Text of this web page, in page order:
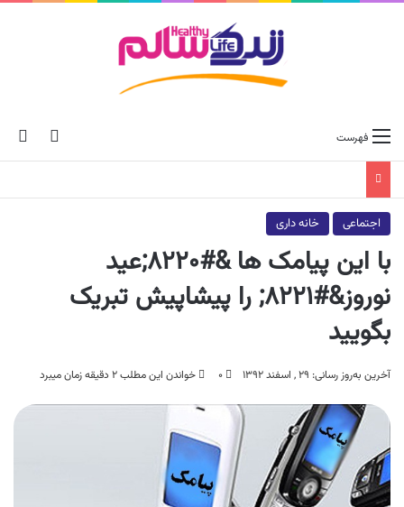
skin فهرست
اجتماعی خانه داری
با این پیامک ها &#۸۲۲۰;عید
نوروز&#۸۲۲۱; را پیشاپیش تبریک
بگویید
آخرین به‌روز رسانی: ۲۹ , اسفند ۱۳۹۲ ۰ خواندن این مطلب ۲ دقیقه زمان میبرد